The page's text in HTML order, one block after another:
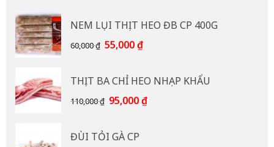
NEM LỤI THỊT HEO ĐB CP 400G
60,000₫ Giá
60,000 ₫.
55,000₫Giá
là:
55,000 ₫.
THỊT BA CHỈ HEO NHẠP KHẨU
110,000₫ Giá
110,000 ₫.
95,000₫Giá
ĐÙI TỎI GÀ CP